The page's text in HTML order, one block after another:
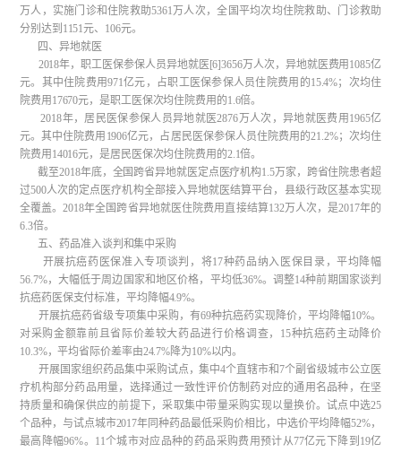
万人，实施门诊和住院救助5361万人次，全国平均次均住院救助、门诊救助
分别达到1151元、106元。
四、异地就医
2018年，职工医保参保人员异地就医[6]3656万人次，异地就医费用1085亿
元。其中住院费用971亿元，占职工医保参保人员住院费用的15.4%；次均住
院费用17670元，是职工医保次均住院费用的1.6倍。
2018年，居民医保参保人员异地就医2876万人次，异地就医费用1965亿
元。其中住院费用1906亿元，占居民医保参保人员住院费用的21.2%；次均住
院费用14016元，是居民医保次均住院费用的2.1倍。
截至2018年底，全国跨省异地就医定点医疗机构1.5万家，跨省住院患者超
过500人次的定点医疗机构全部接入异地就医结算平台，县级行政区基本实现
全覆盖。2018年全国跨省异地就医住院费用直接结算132万人次，是2017年的
6.3倍。
五、药品准入谈判和集中采购
开展抗癌药医保准入专项谈判，将17种药品纳入医保目录，平均降幅
56.7%，大幅低于周边国家和地区价格，平均低36%。调整14种前期国家谈判
抗癌药医保支付标准，平均降幅4.9%。
开展抗癌药省级专项集中采购，有69种抗癌药实现降价，平均降幅10%。
对采购金额靠前且省际价差较大药品进行价格调查，15种抗癌药主动降价
10.3%，平均省际价差率由24.7%降为10%以内。
开展国家组织药品集中采购试点，集中4个直辖市和7个副省级城市公立医
疗机构部分药品用量，选择通过一致性评价仿制药对应的通用名品种，在坚
持质量和确保供应的前提下，采取集中带量采购实现以量换价。试点中选25
个品种，与试点城市2017年同种药品最低采购价相比，中选价平均降幅52%，
最高降幅96%。11个城市对应品种的药品采购费用预计从77亿元下降到19亿